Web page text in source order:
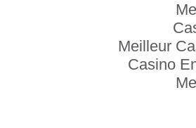
Meilleur
Casino